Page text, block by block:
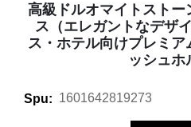
高級ドルオマイトストー
ス（エレガントなデザ
ス・ホテル向けプレミ
ッシュホ
Spu: 1601642819273